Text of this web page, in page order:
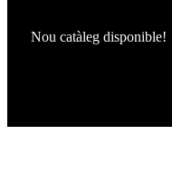
Nou catàleg disponible!